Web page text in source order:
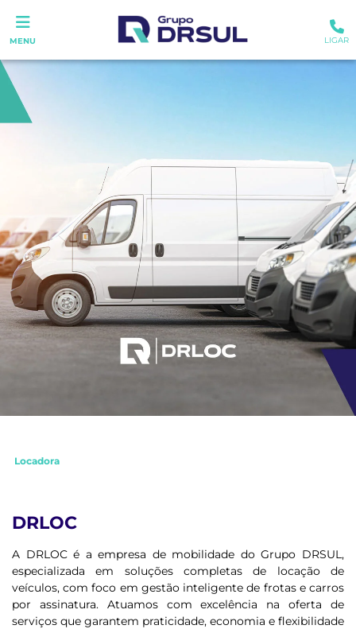
MENU LIGAR
Locadora
DRLOC
A DRLOC é a empresa de mobilidade do Grupo DRSUL,
especializada em soluções completas de locação de
veículos, com foco em gestão inteligente de frotas e carros
por assinatura. Atuamos com excelência na oferta de
serviços que garantem praticidade, economia e flexibilidade